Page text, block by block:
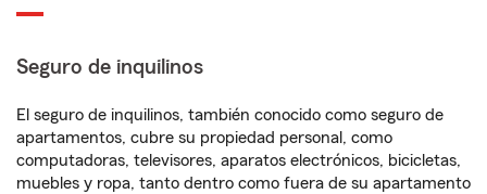
Seguro de inquilinos
El seguro de inquilinos, también conocido como seguro de
apartamentos, cubre su propiedad personal, como
computadoras, televisores, aparatos electrónicos, bicicletas,
muebles y ropa, tanto dentro como fuera de su apartamento